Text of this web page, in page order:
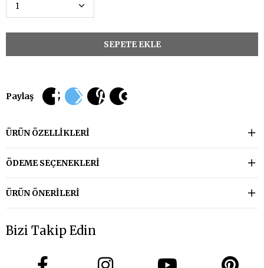
Paylaş
ÜRÜN ÖZELLIKLERI
ÖDEME SEÇENEKLERI
ÜRÜN ÖNERILERI
Bizi Takip Edin